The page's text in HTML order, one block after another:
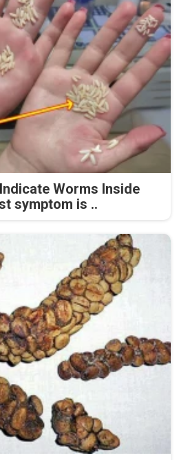
Worms Inside
symptom is ..